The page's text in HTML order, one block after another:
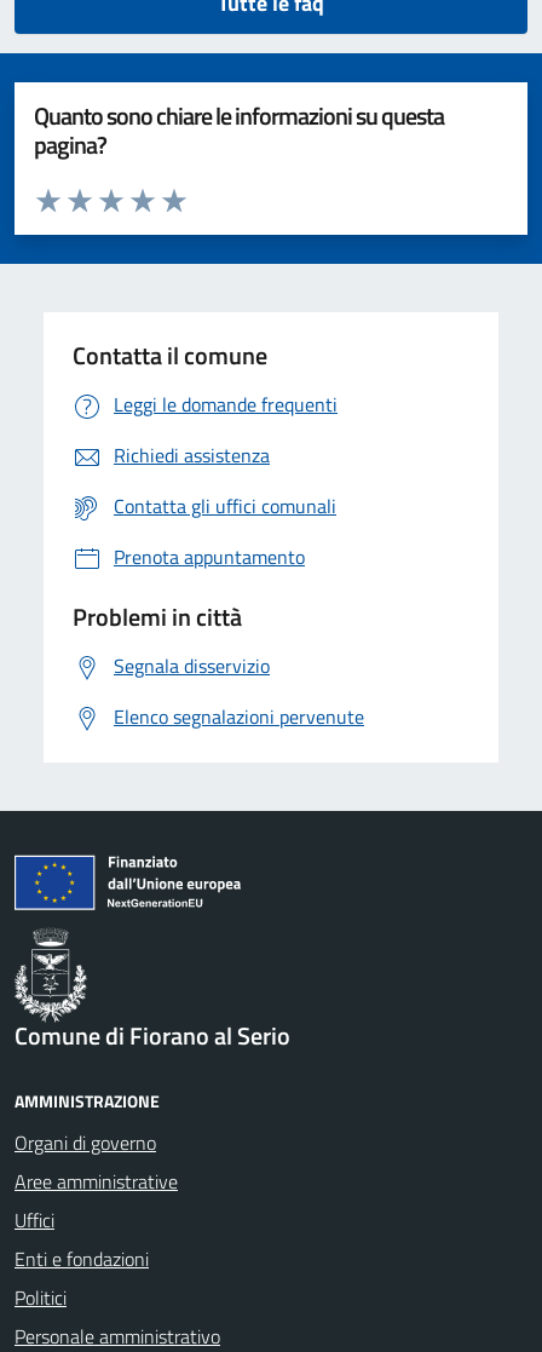
Quanto sono chiare le informazioni su questa
pagina?
Valuta da 1 a 5 stelle la pagina
Valuta 5 stelle su 5
Valuta 4 stelle su 5
Valuta 3 stelle su 5
Valuta 2 stelle su 5
Valuta 1 stelle su 5
Contatta il comune
Leggi le domande frequenti
Richiedi assistenza
Contatta gli uffici comunali
Prenota appuntamento
Problemi in città
Segnala disservizio
Elenco segnalazioni pervenute
Comune di Fiorano al Serio
AMMINISTRAZIONE
Organi di governo
Aree amministrative
Uffici
Enti e fondazioni
Politici
Personale amministrativo